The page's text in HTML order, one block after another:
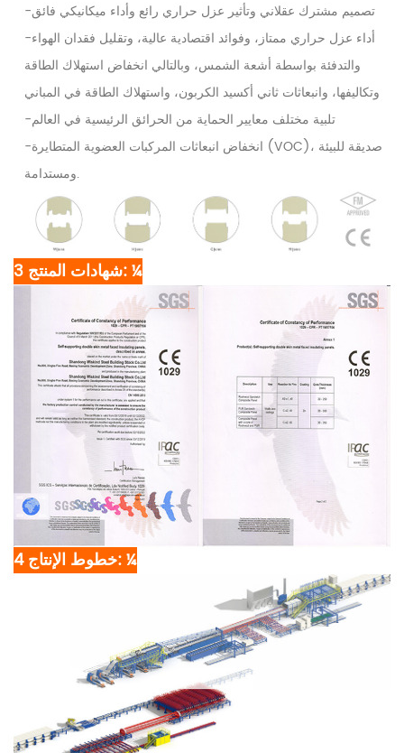
-تصميم مشترك عقلاني وتأثير عزل حراري رائع وأداء ميكانيكي فائق
-أداء عزل حراري ممتاز، وفوائد اقتصادية عالية، وتقليل فقدان الهواء
والتدفئة بواسطة أشعة الشمس، وبالتالي انخفاض استهلاك الطاقة
وتكاليفها، وانبعاثات ثاني أكسيد الكربون، واستهلاك الطاقة في المباني
-تلبية مختلف معايير الحماية من الحرائق الرئيسية في العالم
-انخفاض انبعاثات المركبات العضوية المتطايرة (VOC)، صديقة للبيئة
ومستدامة.
3 شهادات المنتج: ¼
4 خطوط الإنتاج: ¼